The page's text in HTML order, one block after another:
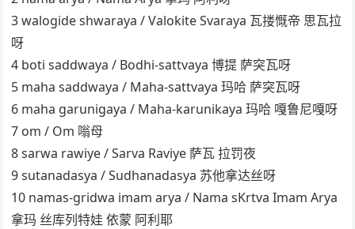
3 walogide shwaraya / Valokite Svaraya 瓦搂慨帝 思瓦拉
呀
4 boti saddwaya / Bodhi-sattvaya 博提 萨突瓦呀
5 maha saddwaya / Maha-sattvaya 玛哈 萨突瓦呀
6 maha garunigaya / Maha-karunikaya 玛哈 嘎鲁尼嘎呀
7 om / Om 嗡母
8 sarwa rawiye / Sarva Raviye 萨瓦 拉罚夜
9 sutanadasya / Sudhanadasya 苏他拿达丝呀
10 namas-gridwa imam arya / Nama sKrtva Imam Arya
拿玛 丝库列特娃 依蒙 阿利耶